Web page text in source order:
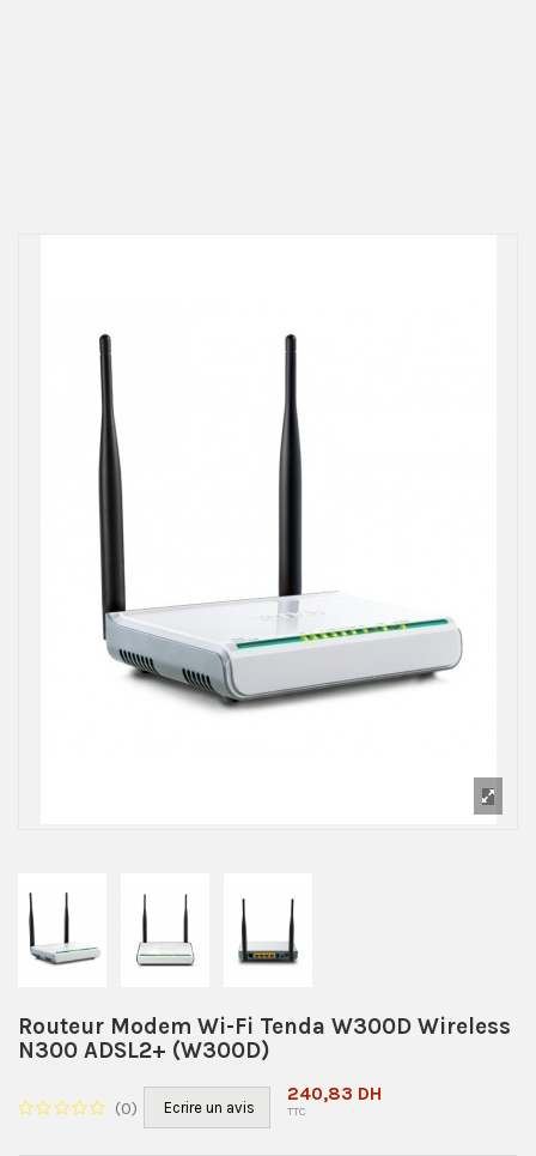
Routeur Modem Wi-Fi Tenda W300D Wireless
N300 ADSL2+ (W300D)
(0) Ecrire un avis
240,83 DH
TTC